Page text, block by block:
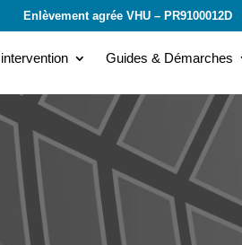
Enlèvement agrée VHU – PR9100012D
Guides & Démarches